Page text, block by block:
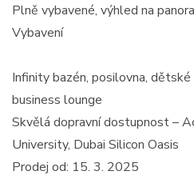
Plně vybavené, výhled na
Vybavení
Infinity bazén, posilovna,
business lounge
Skvělá dopravní dostupnost –
University, Dubai Silicon Oasis
Prodej od: 15. 3. 2025